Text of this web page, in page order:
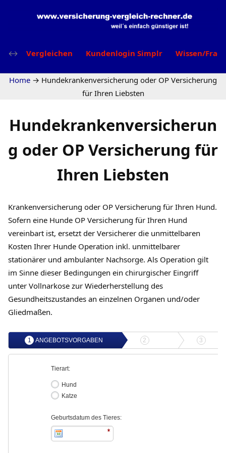
Vergleichen Kundenlogin Simplr Wissen/
Home → Hundekrankenversicherung oder OP Versicherung
für Ihren Liebsten
Hundekrankenversicherun
g oder OP Versicherung für
Ihren Liebsten
Krankenversicherung oder OP Versicherung für Ihren Hund.
Sofern eine Hunde OP Versicherung für Ihren Hund
vereinbart ist, ersetzt der Versicherer die unmittelbaren
Kosten Ihrer Hunde Operation inkl. unmittelbarer
stationärer und ambulanter Nachsorge. Als Operation gilt
im Sinne dieser Bedingungen ein chirurgischer Eingriff
unter Vollnarkose zur Wiederherstellung des
Gesundheitszustandes an einzelnen Organen und/oder
Gliedmaßen.